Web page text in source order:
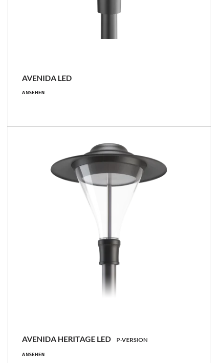
AVENIDA LED
ANSEHEN
19 - 34 [W]
124 - 132 [lm/W]
Familie vergleichen
AVENIDA HERITAGE LED P-VERSION
ANSEHEN
19 - 34 [W]